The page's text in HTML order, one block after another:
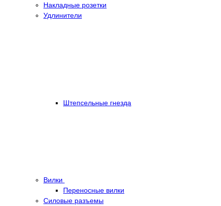
Накладные розетки
Удлинители
Штепсельные гнезда
Вилки
Переносные вилки
Силовые разъемы